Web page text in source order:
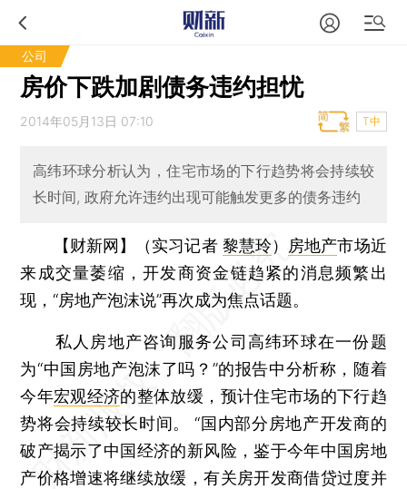
公司
房价下跌加剧债务违约担忧
2014年05月13日 07:10 T中
高纬环球分析认为，住宅市场的下行趋势将会持续较
长时间, 政府允许违约出现可能触发更多的债务违约
【财新网】（实习记者 黎慧玲） 房地产市场近
来成交量萎缩，开发商资金链趋紧的消息频繁出
现，“房地产泡沫说”再次成为焦点话题。
私人房地产咨询服务公司高纬环球在一份题
为“中国房地产泡沫了吗？”的报告中分析称，随着
今年宏观经济的整体放缓，预计住宅市场的下行趋
势将会持续较长时间。 “国内部分房地产开发商的
破产揭示了中国经济的新风险，鉴于今年中国房地
产价格增速将继续放缓，有关房开发商借贷过度并